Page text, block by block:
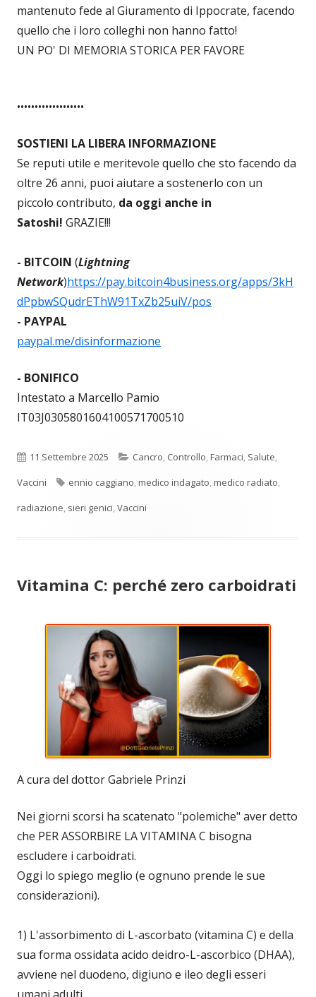
mantenuto fede al Giuramento di Ippocrate, facendo
quello che i loro colleghi non hanno fatto!
UN PO' DI MEMORIA STORICA PER FAVORE
•••••••••••••••••••
SOSTIENI LA LIBERA INFORMAZIONE
Se reputi utile e meritevole quello che sto facendo da
oltre 26 anni, puoi aiutare a sostenerlo con un
piccolo contributo, da oggi anche in
Satoshi! GRAZIE!!!
- BITCOIN (Lightning
Network)https://pay.bitcoin4business.org/apps/3kH
dPpbwSQudrEThW91TxZb25uiV/pos
- PAYPAL
paypal.me/disinformazione
- BONIFICO
Intestato a Marcello Pamio
IT03J0305801604100571700510
Pubblicato
11 Settembre 2025 Categorie
Cancro, Controllo,Farmaci, Salute,
Vaccini
Tag
ennio caggiano,medico indagato,medico radiato,
radiazione, sieri genici,Vaccini
Vitamina C: perché zero carboidrati
A cura del dottor Gabriele Prinzi
Nei giorni scorsi ha scatenato "polemiche" aver detto
che PER ASSORBIRE LA VITAMINA C bisogna
escludere i carboidrati.
Oggi lo spiego meglio (e ognuno prende le sue
considerazioni).
1) L'assorbimento di L-ascorbato (vitamina C) e della
sua forma ossidata acido deidro-L-ascorbico (DHAA),
avviene nel duodeno, digiuno e ileo degli esseri